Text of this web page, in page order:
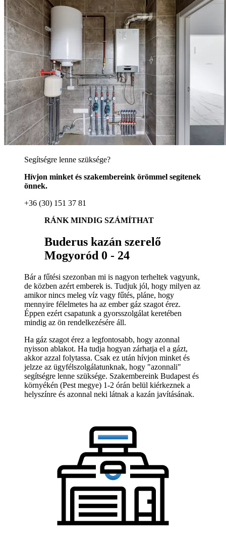
Segítségre lenne szüksége?
Hívjon minket és szakembereink örömmel segítenek
önnek.
+36 (30) 151 37 81
RÁNK MINDIG SZÁMÍTHAT
Buderus kazán szerelő
Mogyoród 0 - 24
Bár a fűtési szezonban mi is nagyon terheltek vagyunk,
de közben azért emberek is. Tudjuk jól, hogy milyen az
amikor nincs meleg víz vagy fűtés, pláne, hogy
mennyire félelmetes ha az ember gáz szagot érez.
Éppen ezért csapatunk a gyorsszolgálat keretében
mindig az ön rendelkezésére áll.
Ha gáz szagot érez a legfontosabb, hogy azonnal
nyisson ablakot. Ha tudja hogyan zárhatja el a gázt,
akkor azzal folytassa. Csak ez után hívjon minket és
jelzze az ügyfélszolgálatunknak, hogy "azonnali"
segítségre lenne szüksége. Szakembereink Budapest és
környékén (Pest megye) 1-2 órán belül kiérkeznek a
helyszínre és azonnal neki látnak a kazán javításának.